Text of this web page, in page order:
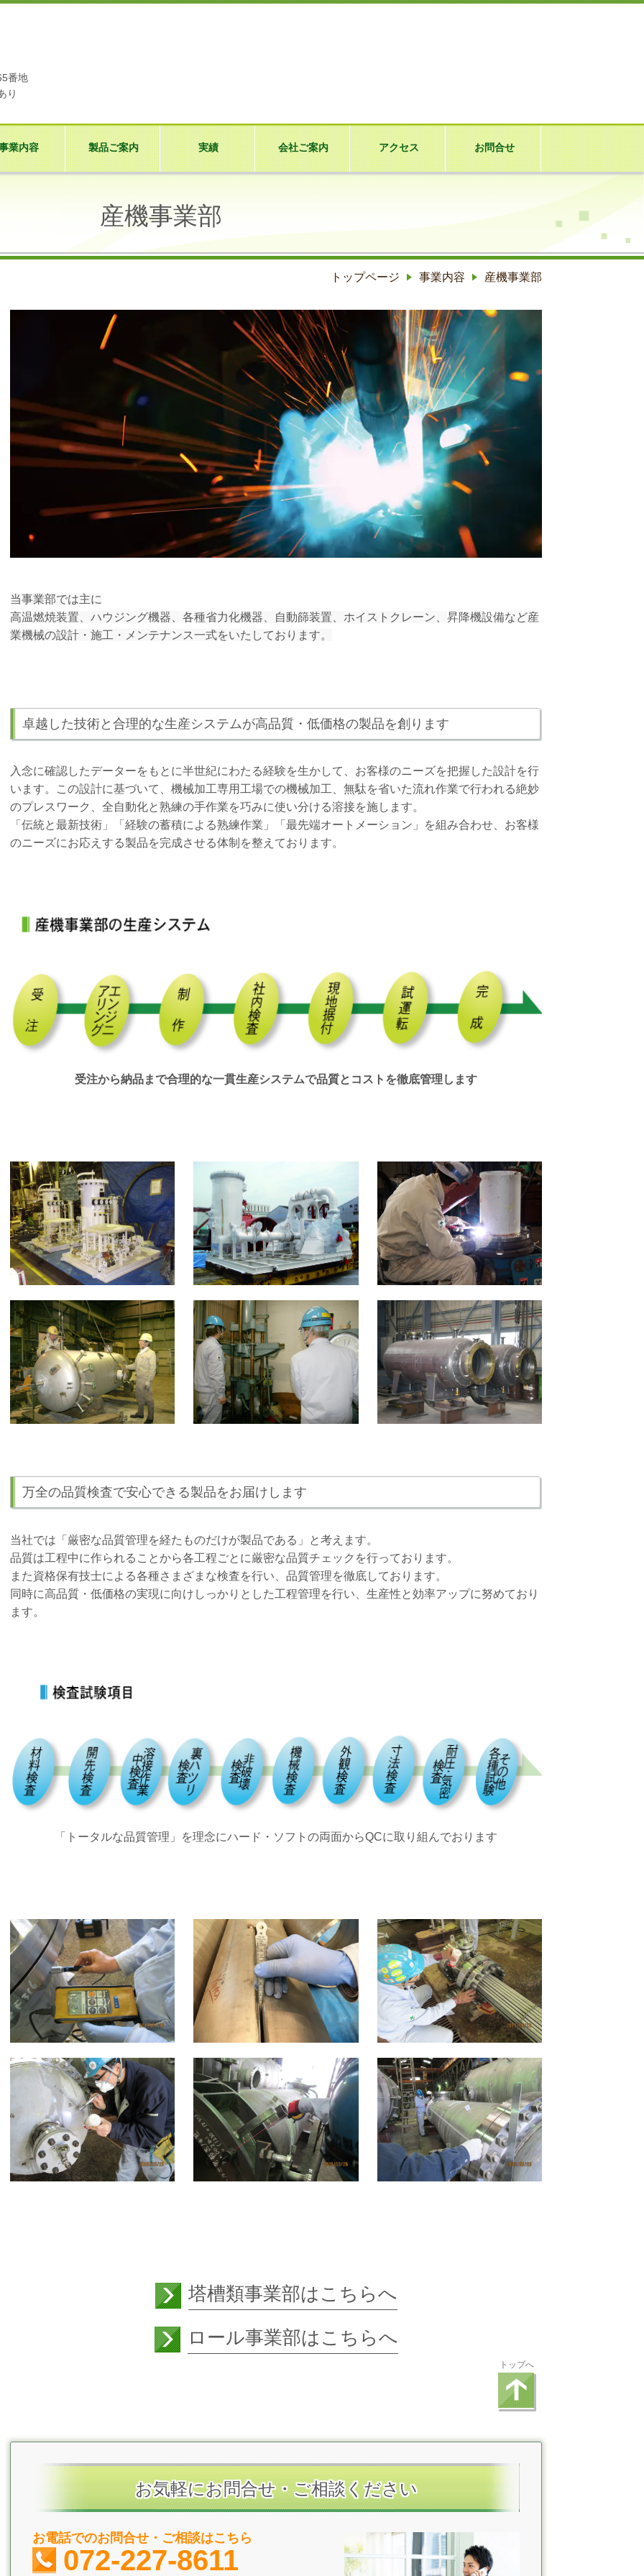
番地
り
業内容 製品ご案内 実績 会社ご案内 アクセス お問合せ
産機事業部
トップページ 事業内容 産機事業部
当事業部では主に
高温燃焼装置、ハウジング機器、各種省力化機器、自動篩装置、 ホイストクレーン、 昇降機設備など産
業機械の設計・施工・ メンテナンス一式をいた しております。
卓越した技術と合理的な生産システムが高品質・低価格の製品を創ります
入念に確認したデーターをもとに半世紀にわたる経験を生かして、お客様のニーズを把握した設計を行
います。この設計に基づいて、機械加工専用工場での機械加工、無駄を省いた流れ作業で行われる絶妙
のプレスワーク、全自動化と熟練の手作業を巧みに使い分ける溶接を施します。
「伝統と最新技術」「経験の蓄積による熟練作業」「最先端オートメーション」を組み合わせ、お客様
のニーズにお応えする製品を完成させる体制を整えております。
受注から納品まで合理的な一貫生産システムで品質とコストを徹底管理します
万全の品質検査で安心できる製品をお届けします
当社では「厳密な品質管理を経たものだけが製品である」と考えます。
品質は工程中に作られることから各工程ごとに厳密な品質チェックを行っております。
また資格保有技士による各種さまざまな検査を行い、品質管理を徹底しております。
同時に高品質・低価格の実現に向けしっかりとした工程管理を行い、生産性と効率アップに努めており
ます。
「トータルな品質管理」を理念にハード・ソフトの両面からQCに取り組んでおります
塔槽類事業部はこちらへ
ロール事業部はこちらへ
トップへ
お気軽にお問合せ・ご相談ください
お電話でのお問合せ・ご相談はこちら
072-227-8611